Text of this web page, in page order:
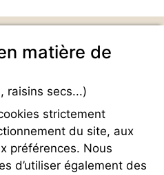
de Maraval
- France -
90 65 60 18
4 Naturisme
question
matière de
raisins secs...)
strictement
du site, aux
préférences. Nous
d’utiliser également des